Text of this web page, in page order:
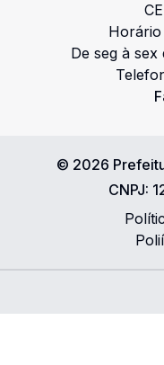
De seg à sex
© 2026
CNPJ: